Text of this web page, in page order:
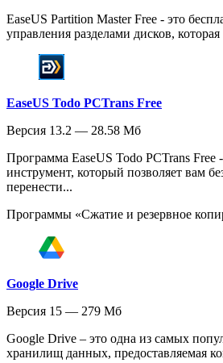
EaseUS Partition Master Free - это
управления разделами дисков,
EaseUS Todo PCTrans Free
Версия 13.2 — 28.58 Мб
Программа EaseUS Todo PCTrans
инструмент, который позволяет вам
перенести...
Программы «Сжатие и резервное
Google Drive
Версия 15 — 279 Мб
Google Drive – это одна из самых
хранилищ данных, предоставляемая